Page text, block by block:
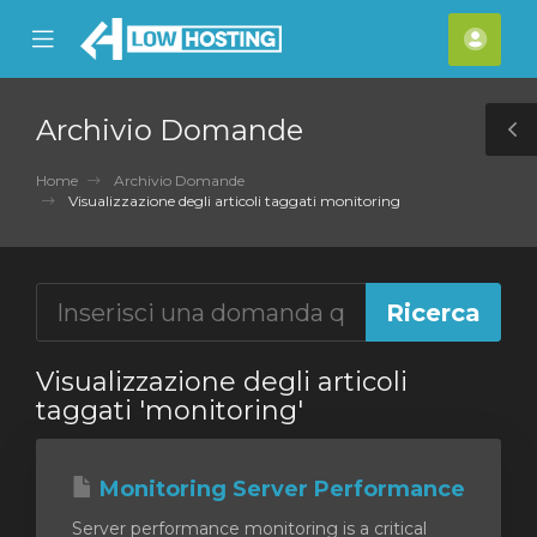
Mobile
Menu
Archivio Domande
Home
Archivio Domande
Visualizzazione degli articoli taggati monitoring
Visualizzazione degli articoli
taggati 'monitoring'
Monitoring Server Performance
Server performance monitoring is a critical